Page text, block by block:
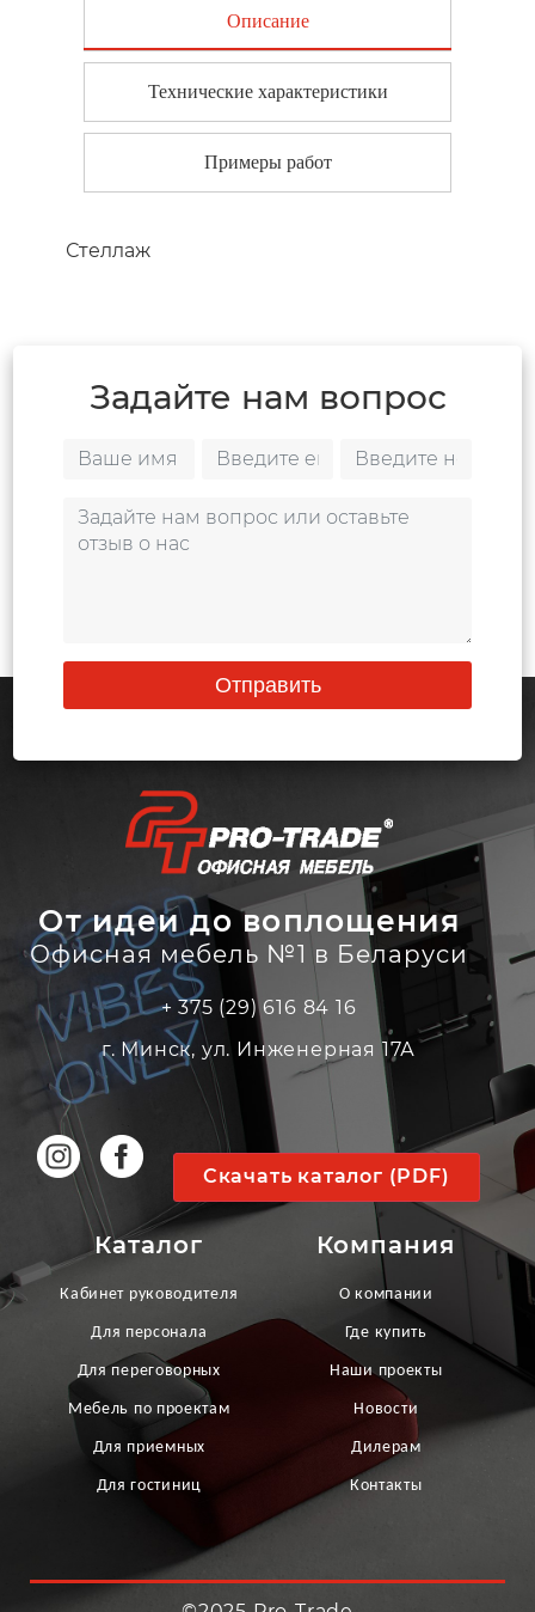
Описание
Технические характеристики
Примеры работ
Стеллаж
Задайте нам вопрос
Отправить
От идеи до воплощения
Офисная мебель №1 в Беларуси
+ 375 (29) 616 84 16
г. Минск, ул. Инженерная 17А
Скачать каталог (PDF)
Каталог
Кабинет руководителя
Для персонала
Для переговорных
Мебель по проектам
Для приемных
Для гостиниц
Компания
О компании
Где купить
Наши проекты
Новости
Дилерам
Контакты